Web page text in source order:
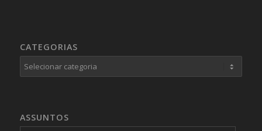
CATEGORIAS
Categorias
ASSUNTOS